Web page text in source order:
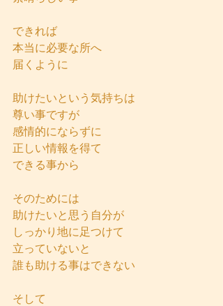
できれば
本当に必要な所へ
届くように
助けたいという気持ちは
尊い事ですが
感情的にならずに
正しい情報を得て
できる事から
そのためには
助けたいと思う自分が
しっかり地に足つけて
立っていないと
誰も助ける事はできない
そして